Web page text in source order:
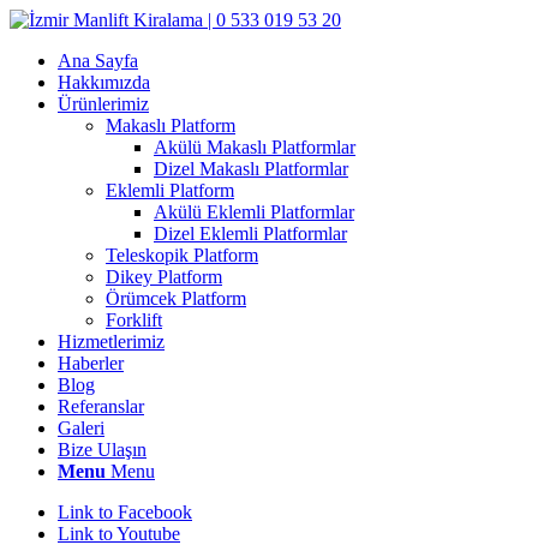
Ana Sayfa
Hakkımızda
Ürünlerimiz
Makaslı Platform
Akülü Makaslı Platformlar
Dizel Makaslı Platformlar
Eklemli Platform
Akülü Eklemli Platformlar
Dizel Eklemli Platformlar
Teleskopik Platform
Dikey Platform
Örümcek Platform
Forklift
Hizmetlerimiz
Haberler
Blog
Referanslar
Galeri
Bize Ulaşın
Menu Menu
Link to Facebook
Link to Youtube